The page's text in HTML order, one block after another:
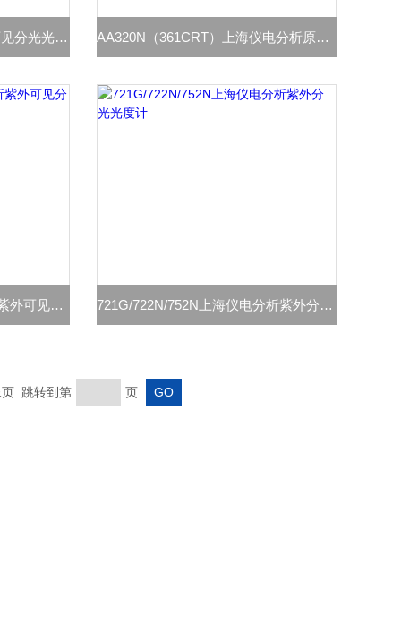
L7/L8/L9上海仪电分析紫外可见分光光度计 AA320N（361CRT）上海仪电分析原子吸收分光光度计火焰石墨
L5 L5S L6 L6S上海仪电分析紫外可见分光光度计 721G/722N/752N上海仪电分析紫外分光光度计
跳转到第 页